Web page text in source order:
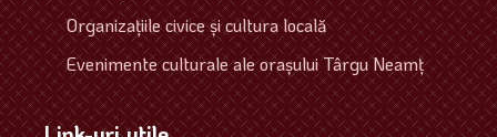
Organizaţiile civice şi cultura locală
Evenimente culturale ale oraşului Târgu Neamţ